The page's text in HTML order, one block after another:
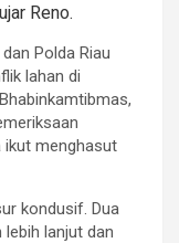
Reno.
Polda Riau
lahan di
ikut menghasut
kondusif. Dua
lanjut dan